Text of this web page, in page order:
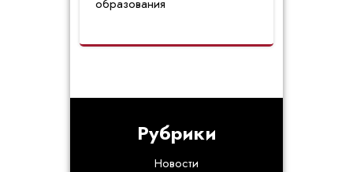
образования
Рубрики
Новости